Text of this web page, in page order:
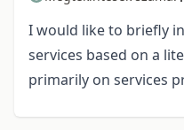
I would like to briefly
services based on a
primarily on services